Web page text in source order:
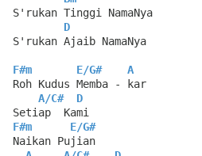
S'rukan Tinggi NamaNya
D
S'rukan Ajaib NamaNya
F#m E/G#
A
Roh Kudus Memba - kar
A/C#
D
Setiap  Kami
F#m
E/G#
Naikan Pujian